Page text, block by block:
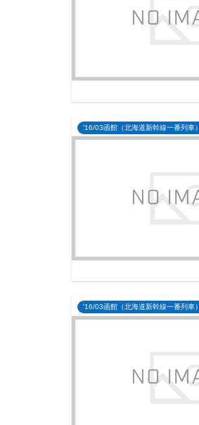
'16/03函館（北海道新幹線一番列車）
'16/03函館（北海道新幹線一番列車）